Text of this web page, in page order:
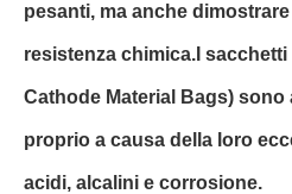
pesanti, ma anche
resistenza chimica.I sacchetti
Cathode Material Bags) sono
proprio a causa della loro
acidi, alcalini e corrosione.